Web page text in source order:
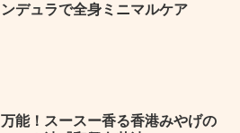
ンデュラで全身ミニマルケア
万能！スースー香る香港みやげの